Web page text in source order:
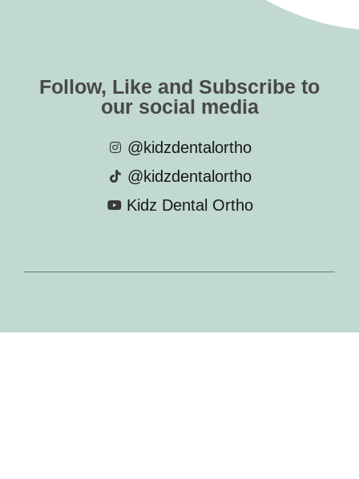
Follow, Like and Subscribe to
our social media
@kidzdentalortho
@kidzdentalortho
Kidz Dental Ortho